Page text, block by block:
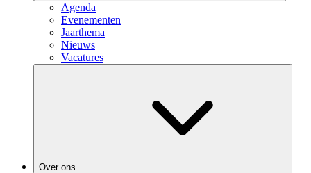
Agenda
Evenementen
Jaarthema
Nieuws
Vacatures
Over ons